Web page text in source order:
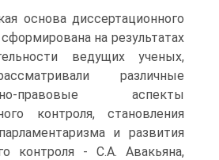
основа диссертационного
на результатах
ведущих ученых,
различные
правовые аспекты
контроля, становления
и развития
контроля - С.А. Авакьяна,